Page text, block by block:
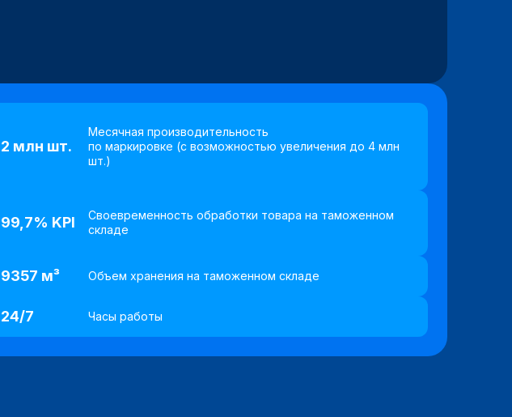
2 млн шт.
Месячная производительность
по маркировке (с возможностью увеличения до 4 млн
шт.)
99,7% KPI
Своевременность обработки товара на таможенном
складе
9357 м³ Объем хранения на таможенном складе
24/7 Часы работы